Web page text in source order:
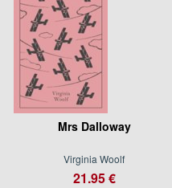
Mrs Dalloway
Virginia Woolf
21.95 €